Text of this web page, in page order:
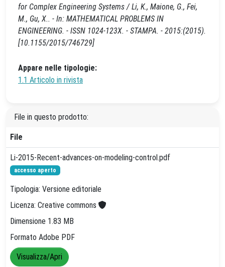
for Complex Engineering Systems / Li, K., Maione, G., Fei,
M., Gu, X.. - In: MATHEMATICAL PROBLEMS IN
ENGINEERING. - ISSN 1024-123X. - STAMPA. - 2015:(2015).
[10.1155/2015/746729]
Appare nelle tipologie:
1.1 Articolo in rivista
File in questo prodotto:
File
Li-2015-Recent-advances-on-modeling-control.pdf
accesso aperto
Tipologia: Versione editoriale
Licenza: Creative commons
Dimensione 1.83 MB
Formato Adobe PDF
Visualizza/Apri